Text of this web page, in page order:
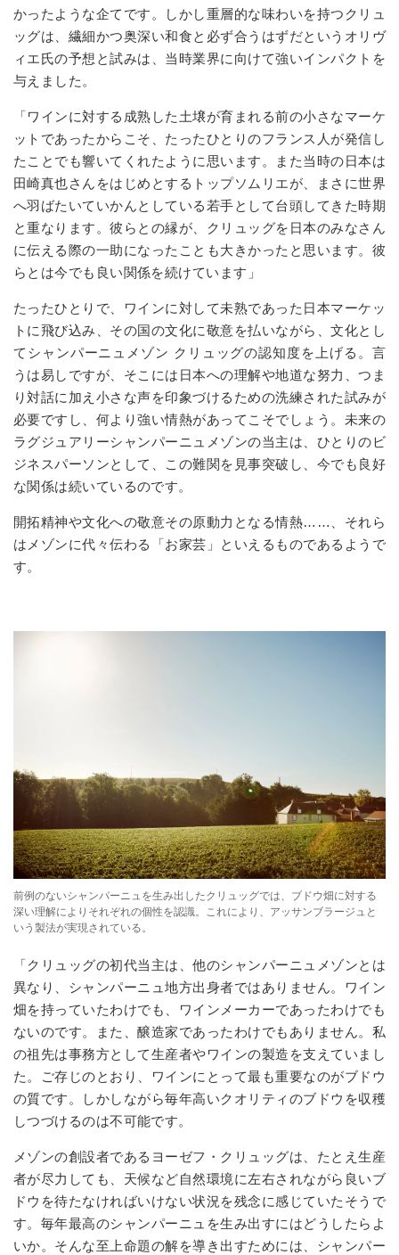
かったような企てです。しかし重層的な味わいを持つクリュ
ッグは、繊細かつ奥深い和食と必ず合うはずだというオリヴ
ィエ氏の予想と試みは、当時業界に向けて強いインパクトを
与えました。
「ワインに対する成熟した土壌が育まれる前の小さなマーケ
ットであったからこそ、たったひとりのフランス人が発信し
たことでも響いてくれたように思います。また当時の日本は
田崎真也さんをはじめとするトップソムリエが、まさに世界
へ羽ばたいていかんとしている若手として台頭してきた時期
と重なります。彼らとの縁が、クリュッグを日本のみなさん
に伝える際の一助になったことも大きかったと思います。彼
らとは今でも良い関係を続けています」
たったひとりで、ワインに対して未熟であった日本マーケッ
トに飛び込み、その国の文化に敬意を払いながら、文化とし
てシャンパーニュメゾン クリュッグの認知度を上げる。言
うは易しですが、そこには日本への理解や地道な努力、つま
り対話に加え小さな声を印象づけるための洗練された試みが
必要ですし、何より強い情熱があってこそでしょう。未来の
ラグジュアリーシャンパーニュメゾンの当主は、ひとりのビ
ジネスパーソンとして、この難関を見事突破し、今でも良好
な関係は続いているのです。
開拓精神や文化への敬意その原動力となる情熱……、それら
はメゾンに代々伝わる「お家芸」といえるものであるようで
す。
前例のないシャンパーニュを生み出したクリュッグでは、ブドウ畑に対する
深い理解によりそれぞれの個性を認識。これにより、アッサンブラージュと
いう製法が実現されている。
「クリュッグの初代当主は、他のシャンパーニュメゾンとは
異なり、シャンパーニュ地方出身者ではありません。ワイン
畑を持っていたわけでも、ワインメーカーであったわけでも
ないのです。また、醸造家であったわけでもありません。私
の祖先は事務方として生産者やワインの製造を支えていまし
た。ご存じのとおり、ワインにとって最も重要なのがブドウ
の質です。しかしながら毎年高いクオリティのブドウを収穫
しつづけるのは不可能です。
メゾンの創設者であるヨーゼフ・クリュッグは、たとえ生産
者が尽力しても、天候など自然環境に左右されながら良いブ
ドウを待たなければいけない状況を残念に感じていたそうで
す。毎年最高のシャンパーニュを生み出すにはどうしたらよ
いか。そんな至上命題の解を導き出すためには、シャンパー